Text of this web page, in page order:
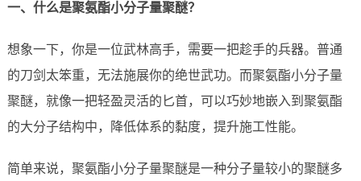
一、什么是聚氨酯小分子量聚醚？
想象一下，你是一位武林高手，需要一把趁手的兵器。普通
的刀剑太笨重，无法施展你的绝世武功。而聚氨酯小分子量
聚醚，就像一把轻盈灵活的匕首，可以巧妙地嵌入到聚氨酯
的大分子结构中，降低体系的黏度，提升施工性能。
简单来说，聚氨酯小分子量聚醚是一种分子量较小的聚醚多